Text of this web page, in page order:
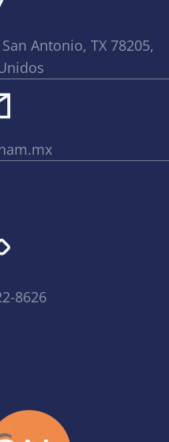
Antonio, TX 78205,
8626